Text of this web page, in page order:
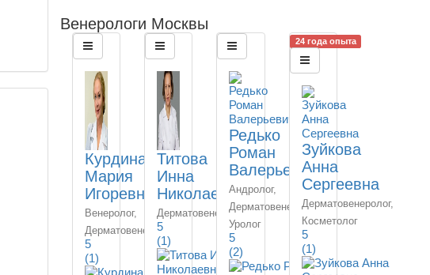
Венерологи Москвы
Курдина
Мария
Игоревна
Венеролог,
Дерматовенеролог
5
(1)
Титова
Инна
Николаевна
Дерматовенеролог
5
(1)
Редько
Роман
Валерьевич
Андролог,
Дерматовенеролог,
Уролог
5
(2)
24 года опыта
Зуйкова
Анна
Сергеевна
Дерматовенеролог,
Косметолог
5
(1)